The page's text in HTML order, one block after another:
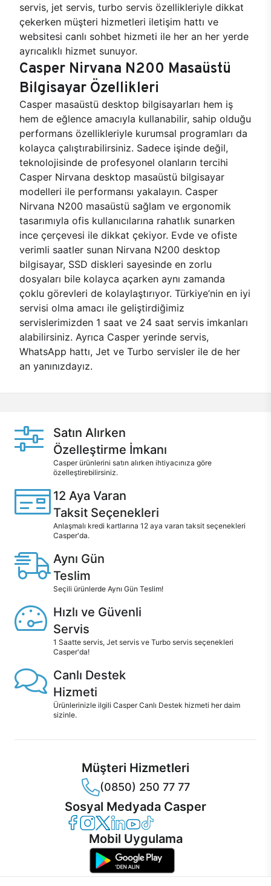
servis, jet servis, turbo servis özellikleriyle dikkat
çekerken müşteri hizmetleri iletişim hattı ve
websitesi canlı sohbet hizmeti ile her an her yerde
ayrıcalıklı hizmet sunuyor.
Casper Nirvana N200 Masaüstü
Bilgisayar Özellikleri
Casper masaüstü desktop bilgisayarları hem iş
hem de eğlence amacıyla kullanabilir, sahip olduğu
performans özellikleriyle kurumsal programları da
kolayca çalıştırabilirsiniz. Sadece işinde değil,
teknolojisinde de profesyonel olanların tercihi
Casper Nirvana desktop masaüstü bilgisayar
modelleri ile performansı yakalayın. Casper
Nirvana N200 masaüstü sağlam ve ergonomik
tasarımıyla ofis kullanıcılarına rahatlık sunarken
ince çerçevesi ile dikkat çekiyor. Evde ve ofiste
verimli saatler sunan Nirvana N200 desktop
bilgisayar, SSD diskleri sayesinde en zorlu
dosyaları bile kolayca açarken aynı zamanda
çoklu görevleri de kolaylaştırıyor. Türkiye’nin en iyi
servisi olma amacı ile geliştirdiğimiz
servislerimizden 1 saat ve 24 saat servis imkanları
alabilirsiniz. Ayrıca Casper yerinde servis,
WhatsApp hattı, Jet ve Turbo servisler ile de her
an yanınızdayız.
Satın Alırken
Özelleştirme İmkanı
Casper ürünlerini satın alırken ihtiyacınıza göre
özelleştirebilirsiniz.
12 Aya Varan
Taksit Seçenekleri
Anlaşmalı kredi kartlarına 12 aya varan taksit seçenekleri
Casper'da.
Aynı Gün
Teslim
Seçili ürünlerde Aynı Gün Teslim!
Hızlı ve Güvenli
Servis
1 Saatte servis, Jet servis ve Turbo servis seçenekleri
Casper'da!
Canlı Destek
Hizmeti
Ürünlerinizle ilgili Casper Canlı Destek hizmeti her daim
sizinle.
Müşteri Hizmetleri
(0850) 250 77 77
Sosyal Medyada Casper
Casper Facebook
Casper Instagram
Casper Twitter
Casper LinkedIn
Casper YouTube
Casper TikTok
Mobil Uygulama